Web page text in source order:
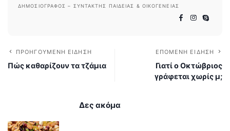
ΔΗΜΟΣΙΟΓΡΆΦΟΣ – ΣΥΝΤΆΚΤΗΣ ΠΑΙΔΕΊΑΣ & ΟΙΚΟΓΈΝΕΙΑΣ
ΠΡΟΗΓΟΎΜΕΝΗ ΕΊΔΗΣΗ
Πώς καθαρίζουν τα τζάμια
ΕΠΌΜΕΝΗ ΕΊΔΗΣΗ
Γιατί ο Οκτώβριος
γράφεται χωρίς μ;
Δες ακόμα